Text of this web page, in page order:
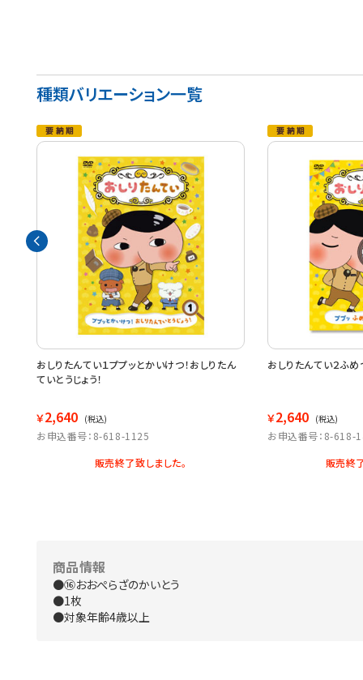
種類バリエーション一覧
おしりたんてい１ププッとかいけつ！おしりたん
ていとうじょう！
￥2,640 (税込)
お申込番号：8-618-1125
販売終了致しました。
おしりたんてい２ふ
￥2,640 (税込)
お申込番号：8-618-
販売終
商品情報
●⑯おおぺらざのかいとう
●1枚
●対象年齢4歳以上